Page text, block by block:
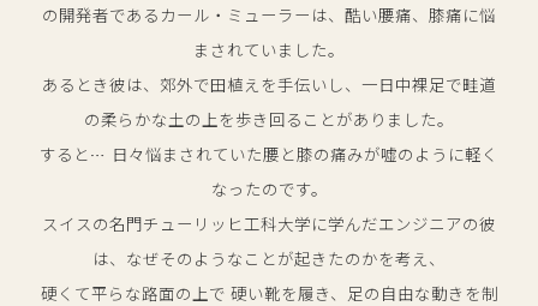
の開発者である カール・ミューラーは、酷い腰痛、膝痛に悩
まされていました。
あるとき彼は、郊外で田植えを手伝いし、一日中裸足で畦道
の柔らかな土の上を歩き回ることがありました。
すると… 日々悩まされていた腰と膝の痛みが嘘のように軽く
なったのです。
スイスの名門チューリッヒ工科大学に学んだエンジニアの彼
は、なぜそのようなことが起きたのかを考え、
硬くて平らな路面の上で 硬い靴を履き、足の自由な動きを制